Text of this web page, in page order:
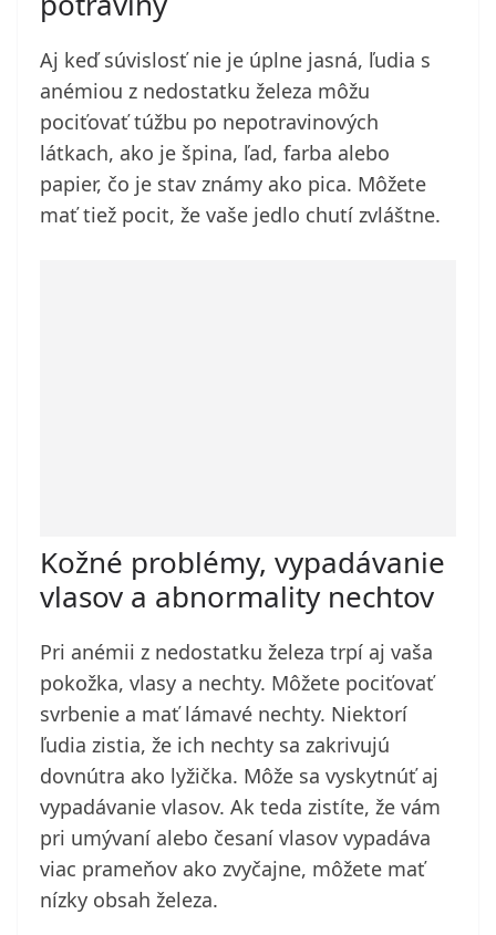
Aj keď súvislosť nie je úplne jasná, ľudia s
anémiou z nedostatku železa môžu
pociťovať túžbu po nepotravinových
látkach, ako je špina, ľad, farba alebo
papier, čo je stav známy ako pica. Môžete
mať tiež pocit, že vaše jedlo chutí zvláštne.
Kožné problémy, vypadávanie
vlasov a abnormality nechtov
Pri anémii z nedostatku železa trpí aj vaša
pokožka, vlasy a nechty. Môžete pociťovať
svrbenie a mať lámavé nechty. Niektorí
ľudia zistia, že ich nechty sa zakrivujú
dovnútra ako lyžička. Môže sa vyskytnúť aj
vypadávanie vlasov. Ak teda zistíte, že vám
pri umývaní alebo česaní vlasov vypadáva
viac prameňov ako zvyčajne, môžete mať
nízky obsah železa.